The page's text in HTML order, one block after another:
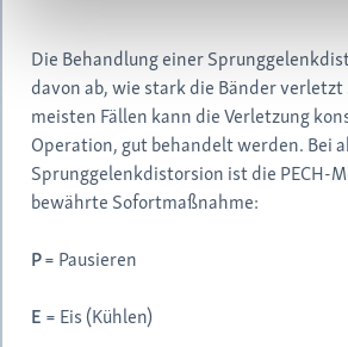
Die Behandlung einer
davon ab, wie stark die Bänder verletzt
meisten Fällen kann die Verletzung
Operation, gut behandelt werden. Bei
Sprunggelenkdistorsion ist die PECH-
bewährte Sofortmaßnahme:
P= Pausieren
E = Eis (Kühlen)